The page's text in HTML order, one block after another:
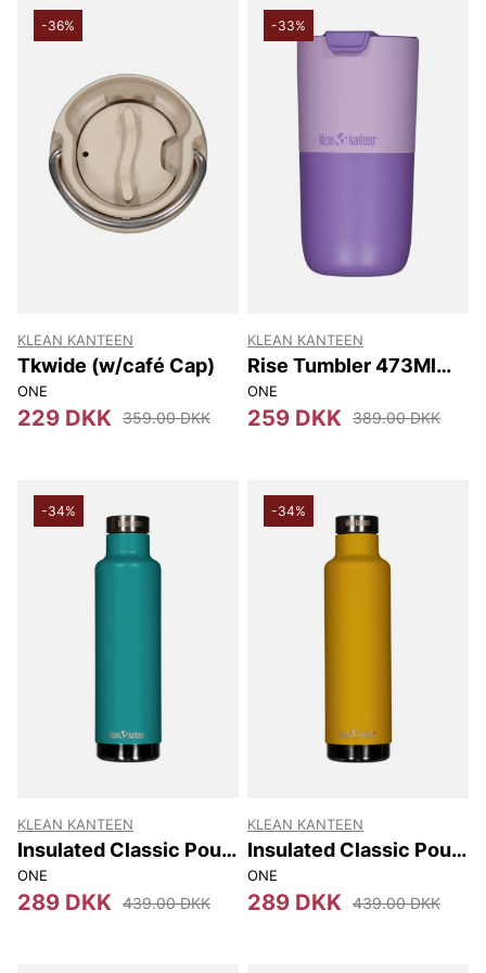
-36%
KLEAN KANTEEN
Tkwide (w/café Cap)
ONE
229 DKK 359.00 DKK
-33%
KLEAN KANTEEN
Rise Tumbler 473Ml
(w/flip Lid) 473Ml
ONE
259 DKK 389.00 DKK
-34%
KLEAN KANTEEN
Insulated Classic Pour
Through 750Ml
ONE
289 DKK 439.00 DKK
-34%
KLEAN KANTEEN
Insulated Classic Pour
Through 750Ml
ONE
289 DKK 439.00 DKK